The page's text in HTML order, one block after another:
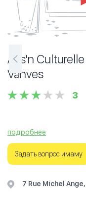
Ass'n
Vanves
3
Ознакомьтесь с
des Musulmans de
узнайте о часах
подробнее
Задать вопрос имаму
7 Rue Michel